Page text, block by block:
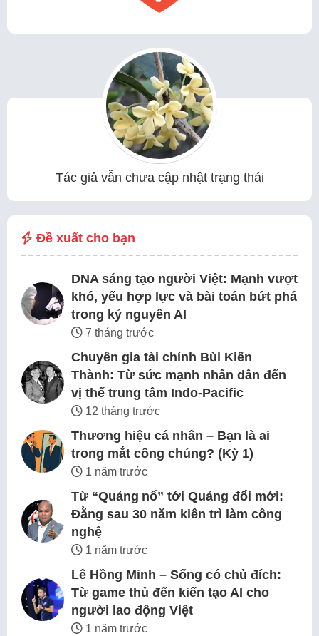
Tác giả vẫn chưa cập nhật trạng thái
Đề xuất cho bạn
DNA sáng tạo người Việt: Mạnh vượt
khó, yếu hợp lực và bài toán bứt phá
trong kỷ nguyên AI
7 tháng trước
Chuyên gia tài chính Bùi Kiến
Thành: Từ sức mạnh nhân dân đến
vị thế trung tâm Indo-Pacific
12 tháng trước
Thương hiệu cá nhân – Bạn là ai
trong mắt công chúng? (Kỳ 1)
1 năm trước
Từ “Quảng nổ” tới Quảng đổi mới:
Đằng sau 30 năm kiên trì làm công
nghệ
1 năm trước
Lê Hồng Minh – Sống có chủ đích:
Từ game thủ đến kiến tạo AI cho
người lao động Việt
1 năm trước